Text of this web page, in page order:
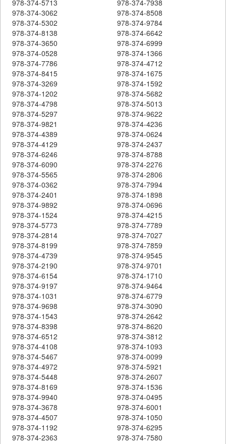
978-374-5713
978-374-7938
978-374-3062
978-374-8508
978-374-5302
978-374-9784
978-374-8138
978-374-6642
978-374-3650
978-374-6999
978-374-0528
978-374-1366
978-374-7786
978-374-4712
978-374-8415
978-374-1675
978-374-3269
978-374-1592
978-374-1202
978-374-5682
978-374-4798
978-374-5013
978-374-5297
978-374-9622
978-374-9821
978-374-4236
978-374-4389
978-374-0624
978-374-4129
978-374-2437
978-374-6246
978-374-8788
978-374-6090
978-374-2276
978-374-5565
978-374-2806
978-374-0362
978-374-7994
978-374-2401
978-374-1898
978-374-9892
978-374-0696
978-374-1524
978-374-4215
978-374-5773
978-374-7789
978-374-2814
978-374-7027
978-374-8199
978-374-7859
978-374-4739
978-374-9545
978-374-2190
978-374-9701
978-374-6154
978-374-1710
978-374-9197
978-374-9464
978-374-1031
978-374-6779
978-374-9698
978-374-3090
978-374-1543
978-374-2642
978-374-8398
978-374-8620
978-374-6512
978-374-3812
978-374-4108
978-374-1093
978-374-5467
978-374-0099
978-374-4972
978-374-5921
978-374-5448
978-374-2607
978-374-8169
978-374-1536
978-374-9940
978-374-0495
978-374-3678
978-374-6001
978-374-4507
978-374-1050
978-374-1192
978-374-6295
978-374-2363
978-374-7580